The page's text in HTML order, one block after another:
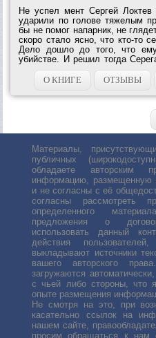
Не успел мент Сергей
ударили по голове тяжелым
бы не помог напарник, не
скоро стало ясно, что кто-то
Дело дошло до того, что
убийстве. И решил тогда
кто на него зуб точит.
потому, что Локтев...
О КНИГЕ ОТЗЫВЫ
Материалы,
публичных
обладаете
информацию, размещенную
и не согласны с её
согласны рассмотреть
определенного
предложения о
использовать данный
действия
выкладывают источники
вашего авторского
загружаются
с чьей либо стороны, что
опыте размещения
Не смотря на это, при
касательно ссылок на
нашем сайте,
просим обращаться к нам